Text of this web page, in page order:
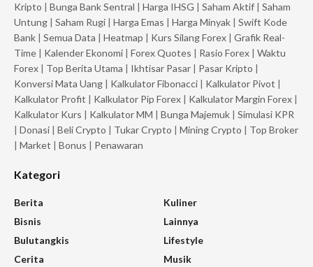
Kripto | Bunga Bank Sentral | Harga IHSG | Saham Aktif | Saham
Untung | Saham Rugi | Harga Emas | Harga Minyak | Swift Kode
Bank | Semua Data | Heatmap | Kurs Silang Forex | Grafik Real-
Time | Kalender Ekonomi | Forex Quotes | Rasio Forex | Waktu
Forex | Top Berita Utama | Ikhtisar Pasar | Pasar Kripto |
Konversi Mata Uang | Kalkulator Fibonacci | Kalkulator Pivot |
Kalkulator Profit | Kalkulator Pip Forex | Kalkulator Margin Forex |
Kalkulator Kurs | Kalkulator MM | Bunga Majemuk | Simulasi KPR
| Donasi | Beli Crypto | Tukar Crypto | Mining Crypto | Top Broker
| Market | Bonus | Penawaran
Kategori
Berita
Bisnis
Bulutangkis
Cerita
Kuliner
Lainnya
Lifestyle
Musik